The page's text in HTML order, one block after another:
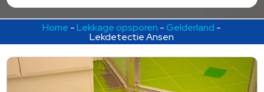
Home -Lekkage opsporen -Gelderland -
Lekdetectie Ansen